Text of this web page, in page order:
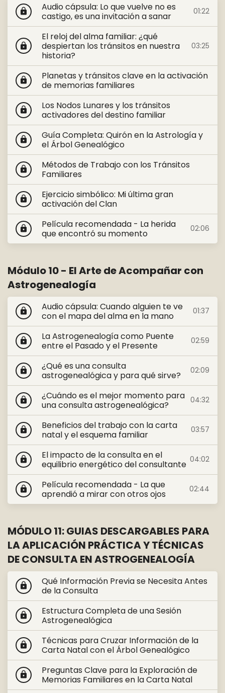
lock
Audio cápsula: Lo que vuelve no es
castigo, es una invitación a sanar
01:22
lock
El reloj del alma familiar: ¿qué
despiertan los tránsitos en nuestra
historia?
03:25
lock
Planetas y tránsitos clave en la activación
de memorias familiares
lock
Los Nodos Lunares y los tránsitos
activadores del destino familiar
lock
Guía Completa: Quirón en la Astrología y
el Árbol Genealógico
lock
Métodos de Trabajo con los Tránsitos
Familiares
lock
Ejercicio simbólico: Mi última gran
activación del Clan
lock
Película recomendada - La herida
que encontró su momento
02:06
Módulo 10 - El Arte de Acompañar con
Astrogenealogía
lock
Audio cápsula: Cuando alguien te ve
con el mapa del alma en la mano
01:37
lock
La Astrogenealogía como Puente
entre el Pasado y el Presente
02:59
lock
¿Qué es una consulta
astrogenealógica y para qué sirve?
02:09
lock
¿Cuándo es el mejor momento para
una consulta astrogenealógica?
04:32
lock
Beneficios del trabajo con la carta
natal y el esquema familiar
03:57
lock
El impacto de la consulta en el
equilibrio energético del consultante 04:02
lock
Película recomendada - La que
aprendió a mirar con otros ojos
02:44
MÓDULO 11: GUIAS DESCARGABLES PARA
LA APLICACIÓN PRÁCTICA Y TÉCNICAS
DE CONSULTA EN ASTROGENEALOGÍA
lock
Qué Información Previa se Necesita Antes
de la Consulta
lock
Estructura Completa de una Sesión
Astrogenealógica
lock
Técnicas para Cruzar Información de la
Carta Natal con el Árbol Genealógico
lock
Preguntas Clave para la Exploración de
Memorias Familiares en la Carta Natal